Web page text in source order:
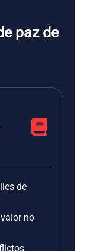
paz de
de
no